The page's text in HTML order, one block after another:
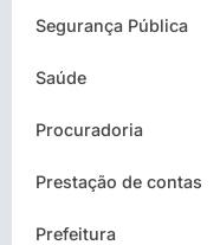
Segurança Pública
Saúde
Procuradoria
Prestação de contas
Prefeitura